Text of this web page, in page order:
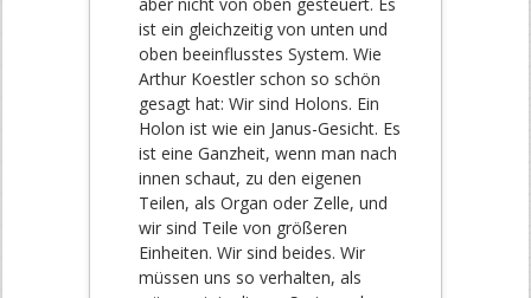
ist ein gleichzeitig von unten und
oben beeinflusstes System. Wie
Arthur Koestler schon so schön
gesagt hat: Wir sind Holons. Ein
Holon ist wie ein Janus-Gesicht. Es
ist eine Ganzheit, wenn man nach
innen schaut, zu den eigenen
Teilen, als Organ oder Zelle, und
wir sind Teile von größeren
Einheiten. Wir sind beides. Wir
müssen uns so verhalten, als